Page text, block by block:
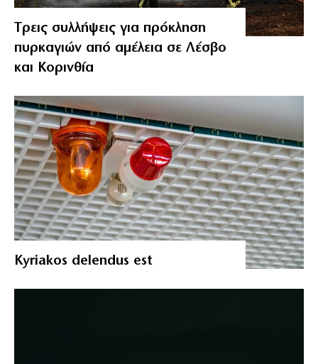
Tρεις συλλήψεις για πρόκληση
πυρκαγιών από αμέλεια σε Λέσβο
και Κορινθία
Kyriakos delendus est